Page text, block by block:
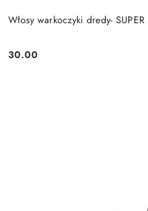
Włosy warkoczyki dredy-
Cena:
30.00